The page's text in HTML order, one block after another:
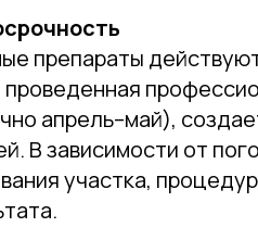
препараты
апрель–май),
В зависимости от
участка,